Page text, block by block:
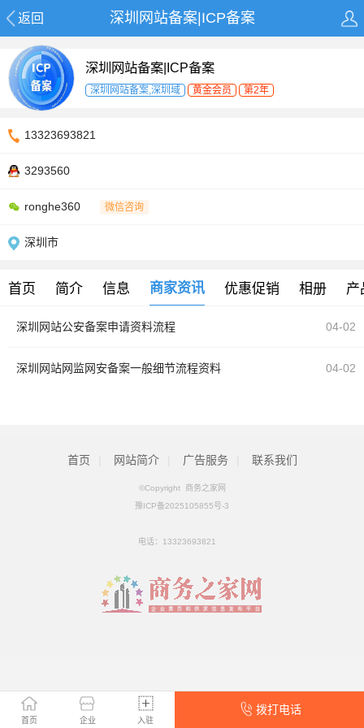
返回 深圳网站备案|ICP备案
首页 企业 入驻
拨打电话
深圳网站备案|ICP备案
深圳网站备案,深圳域 黄金会员 第2年
13323693821
3293560
ronghe360 微信咨询
深圳市
首页 简介 信息 商家资讯 优惠促销 相册 产
深圳网站公安备案申请资料流程 04-02
深圳网站网监网安备案一般细节流程资料 04-02
首页 网站简介 广告服务 联系我们
©Copyright 商务之家网
豫ICP备2025105855号-3
电话： 13323693821